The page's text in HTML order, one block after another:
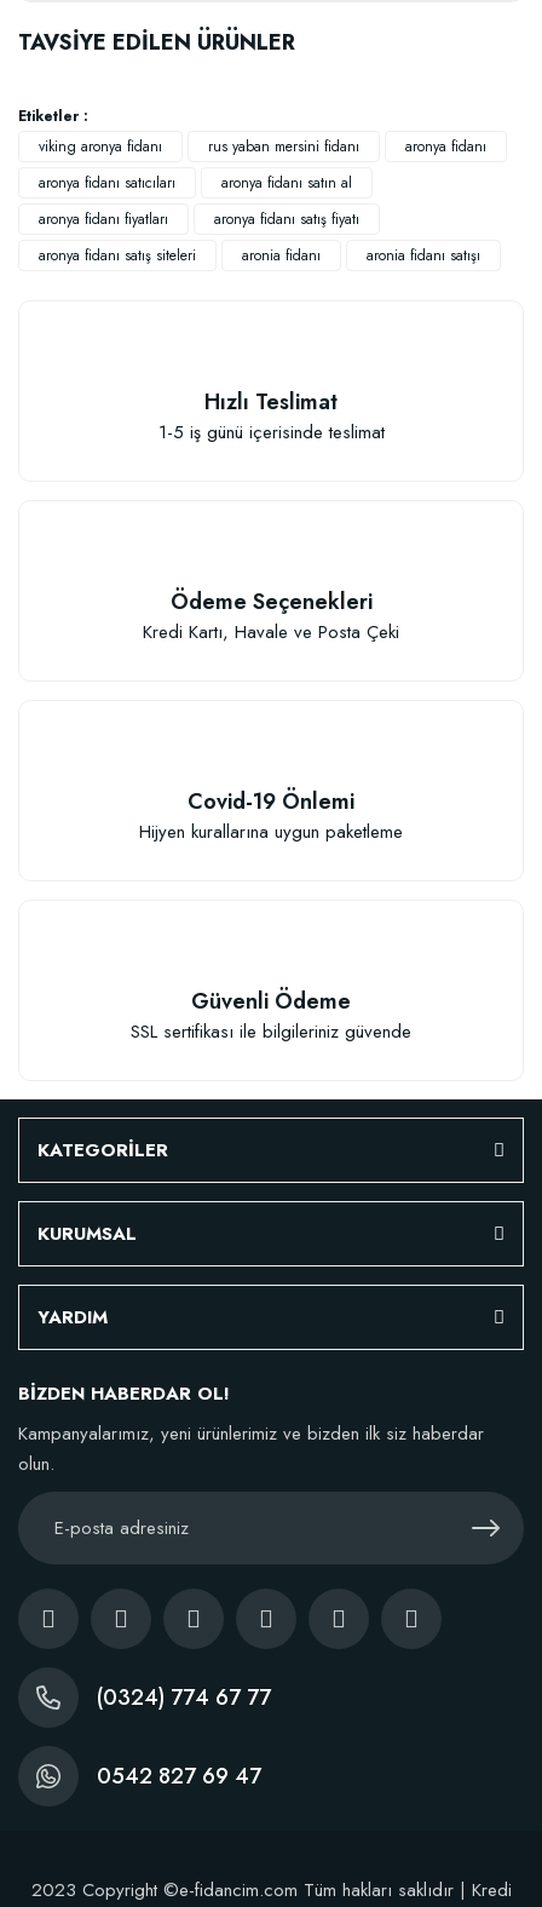
TAVSİYE EDİLEN ÜRÜNLER
Sepete Ekle
Özel Karışım Fidan Tutma Yüzdesini Arttıran Organik Dikim Gübresi (10
Etiketler :
viking aronya fidanı
rus yaban mersini fidanı
aronya fidanı
aronya fidanı satıcıları
aronya fidanı satın al
aronya fidanı fiyatları
aronya fidanı satış fiyatı
aronya fidanı satış siteleri
aronia fidanı aronia fidanı satışı
Hızlı Teslimat
1-5 iş günü içerisinde teslimat
Ödeme Seçenekleri
Kredi Kartı, Havale ve Posta Çeki
Covid-19 Önlemi
Hijyen kurallarına uygun paketleme
Güvenli Ödeme
SSL sertifikası ile bilgileriniz güvende
KATEGORİLER
KURUMSAL
YARDIM
BİZDEN HABERDAR OL!
Kampanyalarımız, yeni ürünlerimiz ve bizden ilk siz haberdar
olun.
(0324) 774 67 77
0542 827 69 47
2023 Copyright ©e-fidancim.com Tüm hakları saklıdır | Kredi